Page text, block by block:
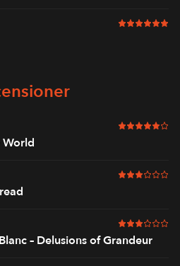
6 av 6 i
5 av 6 i
World
3 av 6 i
3 av 6 i
– Delusions of Grandeur